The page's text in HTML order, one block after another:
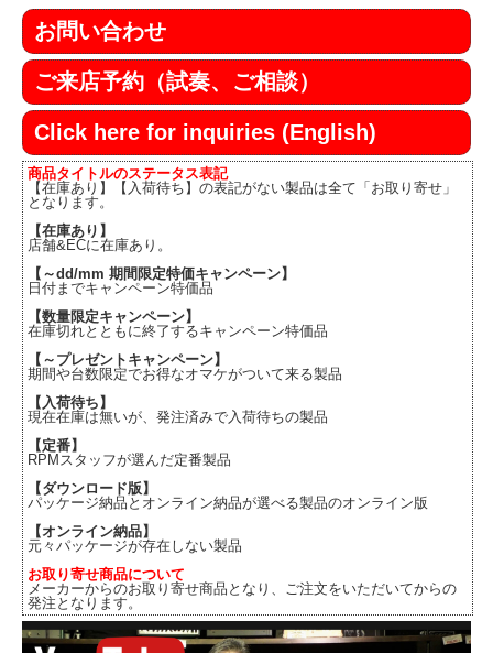
お問い合わせ
ご来店予約（試奏、ご相談）
Click here for inquiries (English)
商品タイトルのステータス表記
【在庫あり】【入荷待ち】の表記がない製品は全て「お取り寄せ」
となります。
【在庫あり】
店舗&ECに在庫あり。
【～dd/mm 期間限定特価キャンペーン】
日付までキャンペーン特価品
【数量限定キャンペーン】
在庫切れとともに終了するキャンペーン特価品
【～プレゼントキャンペーン】
期間や台数限定でお得なオマケがついて来る製品
【入荷待ち】
現在在庫は無いが、発注済みで入荷待ちの製品
【定番】
RPMスタッフが選んだ定番製品
【ダウンロード版】
パッケージ納品とオンライン納品が選べる製品のオンライン版
【オンライン納品】
元々パッケージが存在しない製品
お取り寄せ商品について
メーカーからのお取り寄せ商品となり、ご注文をいただいてからの
発注となります。